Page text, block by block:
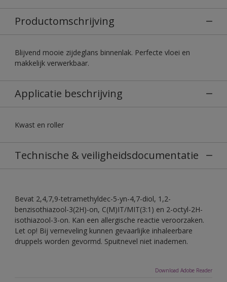
Productomschrijving
Blijvend mooie zijdeglans binnenlak. Perfecte vloei en
makkelijk verwerkbaar.
Applicatie beschrijving
Kwast en roller
Technische & veiligheidsdocumentatie
Bevat 2,4,7,9-tetramethyldec-5-yn-4,7-diol, 1,2-
benzisothiazool-3(2H)-on, C(M)IT/MIT(3:1) en 2-octyl-2H-
isothiazool-3-on. Kan een allergische reactie veroorzaken.
Let op! Bij verneveling kunnen gevaarlijke inhaleerbare
druppels worden gevormd. Spuitnevel niet inademen.
Download Adobe Reader